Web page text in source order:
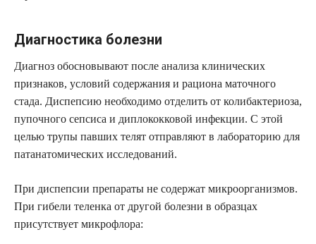
Диагностика болезни
Диагноз обосновывают после анализа клинических
признаков, условий содержания и рациона маточного
стада. Диспепсию необходимо отделить от колибактериоза,
пупочного сепсиса и диплококковой инфекции. С этой
целью трупы павших телят отправляют в лабораторию для
патанатомических исследований.
При диспепсии препараты не содержат микроорганизмов.
При гибели теленка от другой болезни в образцах
присутствует микрофлора: